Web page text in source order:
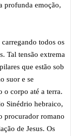
profunda emoção,
todos os
Tal tensão extrema
que estão sob
suor e se
o corpo até a terra.
Sinédrio hebraico,
procurador romano
de Jesus. Os